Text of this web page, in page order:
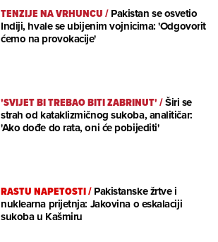
TENZIJE NA VRHUNCU/Pakistan se osvetio
Indiji, hvale se ubijenim vojnicima: 'Odgovorit
ćemo na provokacije'
'SVIJET BI TREBAO BITI ZABRINUT'/Širi se
strah od kataklizmičnog sukoba, analitičar:
'Ako dođe do rata, oni će pobijediti'
RASTU NAPETOSTI/Pakistanske žrtve i
nuklearna prijetnja: Jakovina o eskalaciji
sukoba u Kašmiru